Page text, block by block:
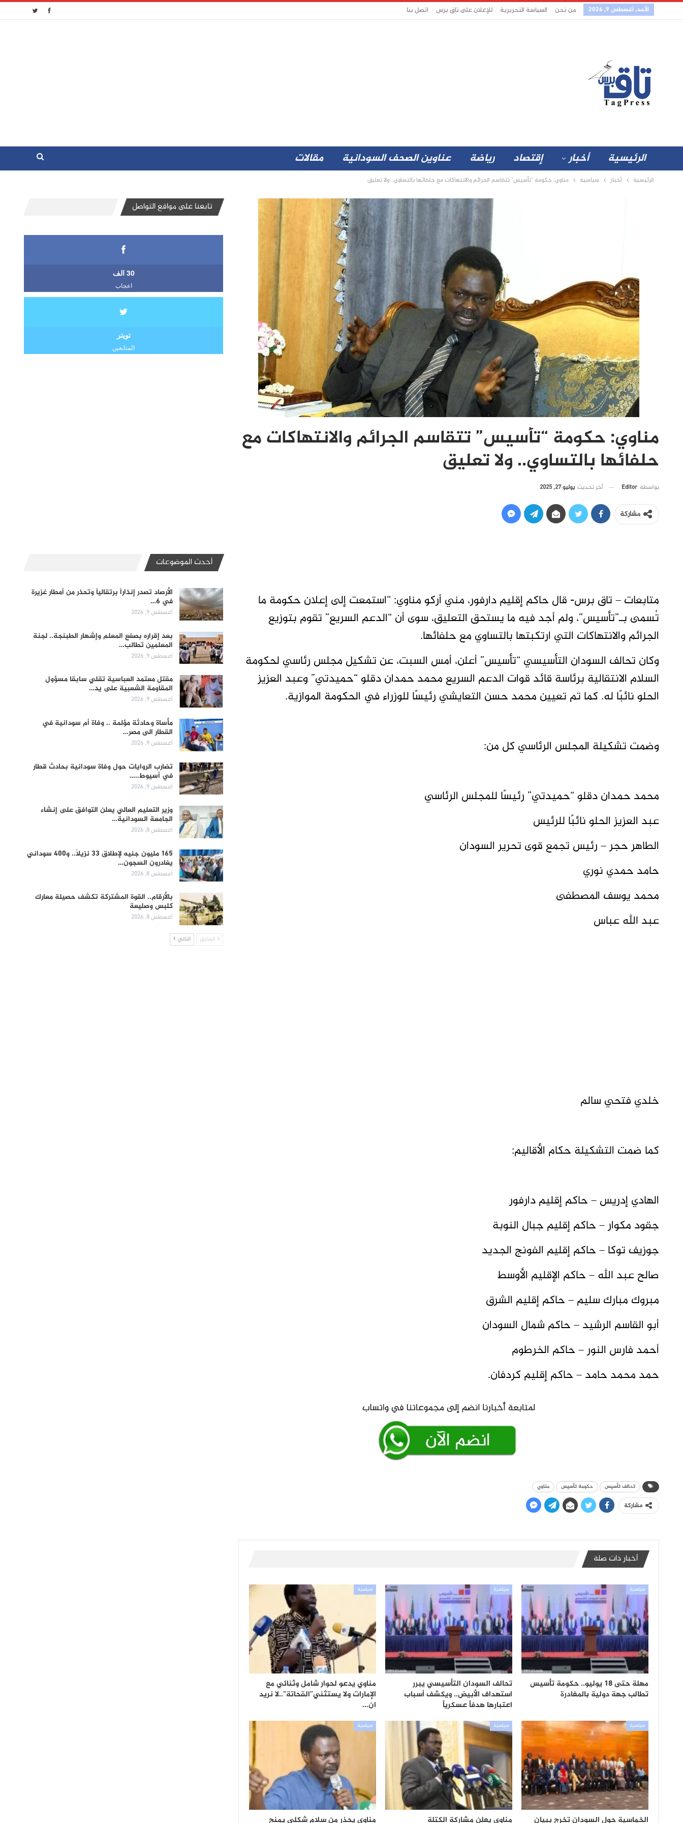
الأحد, أغسطس 9, 2026 من نحن السياسة التحريرية للإعلان على تاق برس اتصل بنا
الرئيسية أخبار إقتصاد رياضة عناوين الصحف السودانية مقالات
الرئيسية أخبار سياسية مناوي: حكومة “تأسيس” تتقاسم الجرائم والانتهاكات مع حلفائها بالتساوي.. ولا تعليق
مناوي: حكومة “تأسيس” تتقاسم الجرائم والانتهاكات مع
حلفائها بالتساوي.. ولا تعليق
بواسطة Editor آخر تحديث يوليو 27, 2025
مشاركة
متابعات – تاق برس- قال حاكم إقليم دارفور، مني أركو مناوي: “استمعت إلى إعلان حكومة ما
تُسمى بـ”تأسيس”، ولم أجد فيه ما يستحق التعليق، سوى أن “الدعم السريع” تقوم بتوزيع
الجرائم والانتهاكات التي ارتكبتها بالتساوي مع حلفائها.
وكان تحالف السودان التأسيسي “تأسيس” أعلن، أمس السبت، عن تشكيل مجلس رئاسي لحكومة
السلام الانتقالية برئاسة قائد قوات الدعم السريع محمد حمدان دقلو “حميدتي” وعبد العزيز
الحلو نائبًا له. كما تم تعيين محمد حسن التعايشي رئيسًا للوزراء في الحكومة الموازية.
وضمت تشكيلة المجلس الرئاسي كل من:
محمد حمدان دقلو “حميدتي” رئيسًا للمجلس الرئاسي
عبد العزيز الحلو نائبًا للرئيس
الطاهر حجر – رئيس تجمع قوى تحرير السودان
حامد حمدي نوري
محمد يوسف المصطفى
عبد الله عباس
خلدي فتحي سالم
كما ضمت التشكيلة حكام الأقاليم:
الهادي إدريس – حاكم إقليم دارفور
جقود مكوار – حاكم إقليم جبال النوبة
جوزيف توكا – حاكم إقليم الفونج الجديد
صالح عبد الله – حاكم الإقليم الأوسط
مبروك مبارك سليم – حاكم إقليم الشرق
أبو القاسم الرشيد – حاكم شمال السودان
أحمد فارس النور – حاكم الخرطوم
حمد محمد حامد – حاكم إقليم كردفان.
تحالف تأسيس حكومة تأسيس مناوي
مشاركة
أخبار ذات صلة
سياسية
مهلة حتى 18 يوليو.. حكومة تأسيس
تطالب جهة دولية بالمغادرة
سياسية
تحالف السودان التأسيسي يبرر
استهداف الأبيض.. ويكشف أسباب
اعتبارها هدفاً عسكرياً
سياسية
مناوي يدعو لحوار شامل وثنائي مع
الإمارات ولا يستثني”القحاتة”..لا نريد
ان…
سياسية
الخماسية حول السودان تخرج ببيان
سياسية
مناوي يعلن مشاركة الكتلة
سياسية
مناوي يحذر من سلام شكلي يمنح
تابعنا على مواقع التواصل
30 الف
اعجاب
تويتر
المتابعين
أحدث الموضوعات
الأرصاد تصدر إنذاراً برتقالياً وتحذر من أمطار غزيرة
في 6…
أغسطس 9, 2026
بعد إقراره بصفع المعلم وإشهار الطبنجة.. لجنة
المعلمين تطالب…
أغسطس 9, 2026
مقتل معتمد العباسية تقلي سابقا مسؤول
المقاومة الشعبية على يد…
أغسطس 9, 2026
مأساة وحادثة مؤلمة .. وفاة أم سودانية في
القطار الى مصر…
أغسطس 9, 2026
تضارب الروايات حول وفاة سودانية بحادث قطار
في أسيوط..…
أغسطس 9, 2026
وزير التعليم العالي يعلن التوافق على إنشاء
الجامعة السودانية…
أغسطس 8, 2026
165 مليون جنيه لإطلاق 33 نزيلاً.. و400 سوداني
يغادرون السجون…
أغسطس 8, 2026
بالأرقام.. القوة المشتركة تكشف حصيلة معارك
كلبس وصليعة
أغسطس 8, 2026
السابق التالي